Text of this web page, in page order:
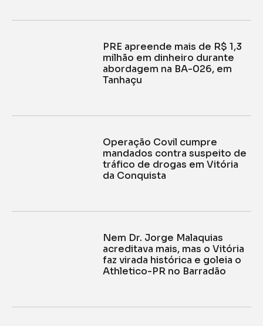
PRE apreende mais de R$ 1,3
milhão em dinheiro durante
abordagem na BA-026, em
Tanhaçu
Operação Covil cumpre
mandados contra suspeito de
tráfico de drogas em Vitória
da Conquista
Nem Dr. Jorge Malaquias
acreditava mais, mas o Vitória
faz virada histórica e goleia o
Athletico-PR no Barradão